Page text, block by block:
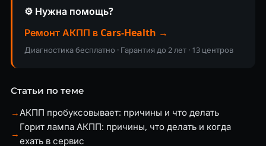
⚙️ Нужна помощь?
Ремонт АКПП в Cars-Health →
Диагностика бесплатно · Гарантия до 2 лет · 13 центров
Статьи по теме
→АКПП пробуксовывает: причины и что делать
→
Горит лампа АКПП: причины, что делать и когда
ехать в сервис